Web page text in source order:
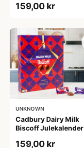
159,00 kr
UNKNOWN
Cadbury Dairy Milk
Biscoff Julekalender
159,00 kr